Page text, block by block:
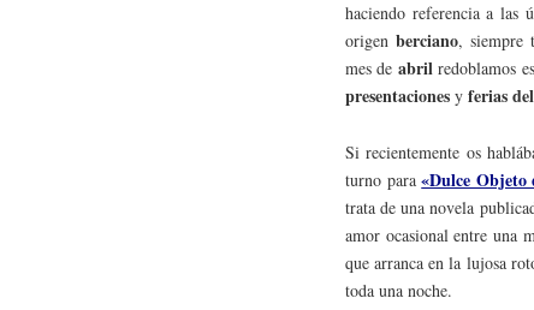
haciendo referencia a las
origen berciano, siempre
mes de abrilredoblamos
presentaciones y ferias
Si recientemente os
turno para«Dulce Objeto
trata de una novela
amor ocasional entre una
que arranca en la lujosa
toda una noche.